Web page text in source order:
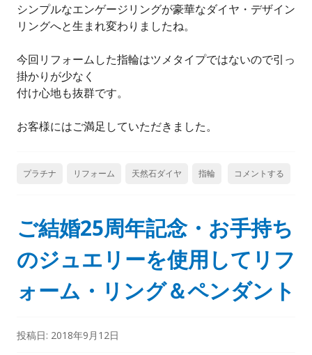
シンプルなエンゲージリングが豪華なダイヤ・デザイン
リングへと生まれ変わりましたね。
今回リフォームした指輪はツメタイプではないので引っ
掛かりが少なく
付け心地も抜群です。
お客様にはご満足していただきました。
プラチナ リフォーム 天然石ダイヤ 指輪 コメントする
ご結婚25周年記念・お手持ち
のジュエリーを使用してリフ
ォーム・リング＆ペンダント
投稿日: 2018年9月12日